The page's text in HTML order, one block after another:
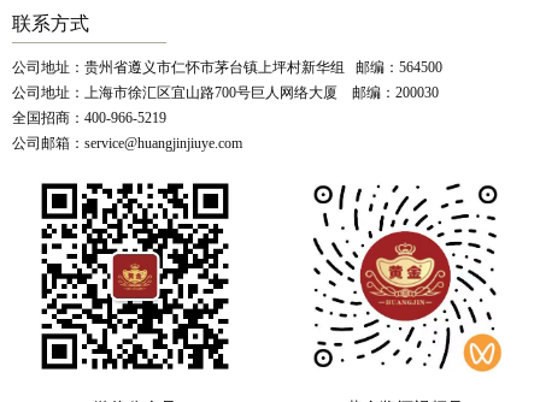
联系方式
公司地址：贵州省遵义市仁怀市茅台镇上坪村新华组 邮编：564500
公司地址：上海市徐汇区宜山路700号巨人网络大厦 邮编：200030
全国招商：400-966-5219
公司邮箱：service@huangjinjiuye.com